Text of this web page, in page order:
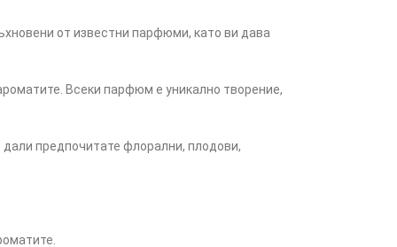
от известни парфюми, като ви дава
Всеки парфюм е уникално творение,
дали предпочитате флорални, плодови,